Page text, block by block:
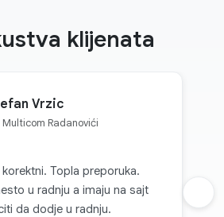
klijenata
Vrzic
Multicom Radanovići
Topla preporuka.
u radnju a imaju na sajt
da dodje u radnju.